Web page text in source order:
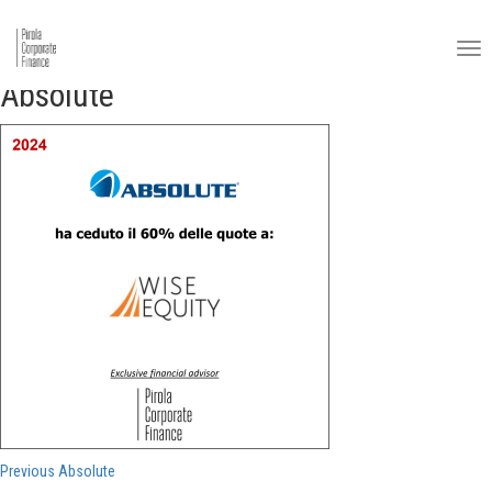
Absolute
Navigazione
Previous Previous
Absolute